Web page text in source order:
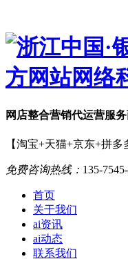
网店整合营销代运营服
【淘宝+天猫+京东+拼多
免费咨询热线： 135-
首页
关于我们
ai资讯
ai动态
联系我们